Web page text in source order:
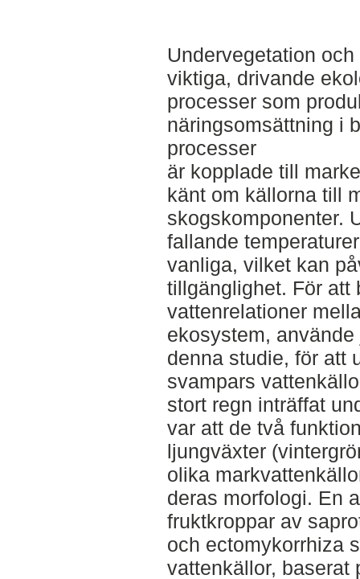
Undervegetation
viktiga, drivande
processer som
näringsomsättning i
processer
är kopplade till
känt om källorna till
skogskomponenter.
fallande
vanliga, vilket kan
tillgänglighet. För att
vattenrelationer
ekosystem,
denna studie, för att
svampars
stort regn inträffat
var att de två
ljungväxter
olika
deras morfologi. En
fruktkroppar av
och ectomykorrhiza
vattenkällor, baserat